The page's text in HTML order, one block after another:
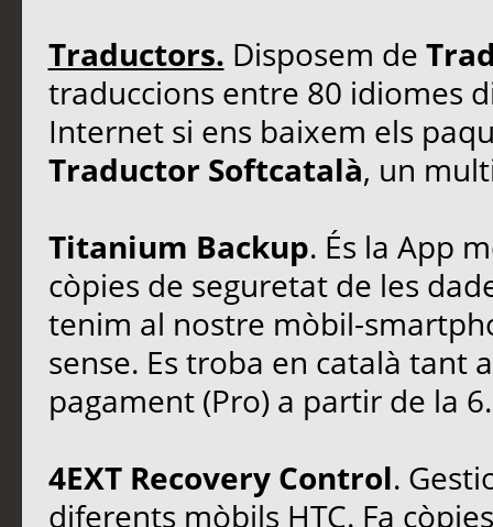
Traductors. Disposem de
traduccions entre 80 idiomes
Internet si ens baixem els
Traductor Softcatalà, un
Titanium Backup. És la App
còpies de seguretat de les
tenim al nostre mòbil-
sense. Es troba en català tant
pagament (Pro) a partir de la
4EXT Recovery Control.
diferents mòbils HTC. Fa